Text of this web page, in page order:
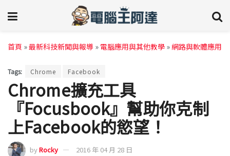
首頁 »最新科技新聞與報導 » 電腦應用與其他教學 »網路與軟體應用
Tags: Chrome Facebook
Chrome擴充工具
『Focusbook』幫助你克制
上Facebook的慾望！
byRocky 2016 年 04 月 28 日